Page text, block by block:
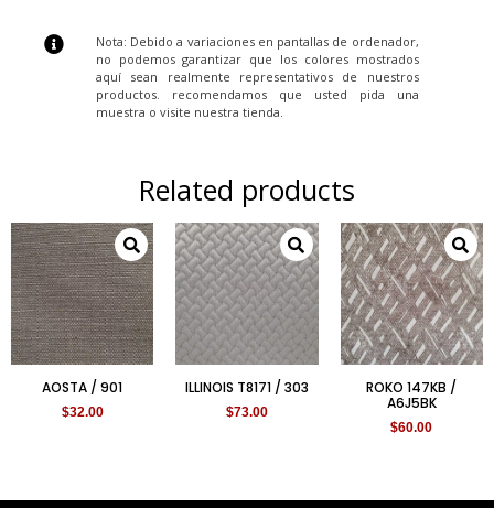
Nota: Debido a variaciones en pantallas de ordenador,
no podemos garantizar que los colores mostrados
aquí sean realmente representativos de nuestros
productos. recomendamos que usted pida una
muestra o visite nuestra tienda.
Related products
AOSTA / 901
$32.00
ILLINOIS T8171 / 303
$73.00
ROKO 147KB /
A6J5BK
$60.00